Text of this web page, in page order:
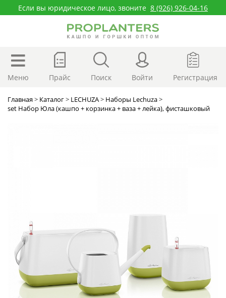
Если вы юридическое лицо, звоните 8 (926) 926-04-16
Меню Прайс Поиск Войти Регистрация
Главная> Каталог> LECHUZA> Наборы Lechuza>
set Набор Юла (кашпо + корзинка + ваза + лейка), фисташковый